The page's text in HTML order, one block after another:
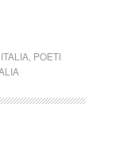
ITALIA, POETI